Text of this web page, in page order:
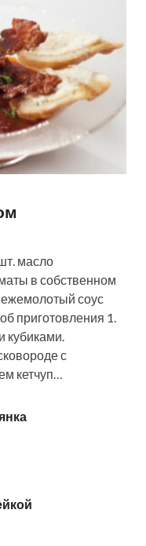
масло
в собственном
соус
приготовления 1.
кубиками.
с
кетчуп…